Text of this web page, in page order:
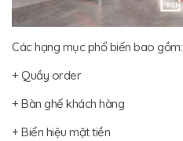
Các hạng mục phổ biến bao gồm:
+ Quầy order
+ Bàn ghế khách hàng
+ Biển hiệu mặt tiền